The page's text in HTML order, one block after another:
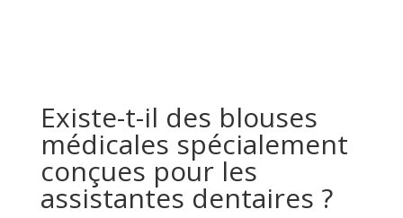
Existe-t-il des blouses
médicales spécialement
conçues pour les
assistantes dentaires ?